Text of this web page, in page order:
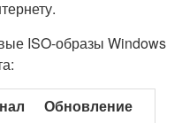
ISO-образы Windows
Обновление